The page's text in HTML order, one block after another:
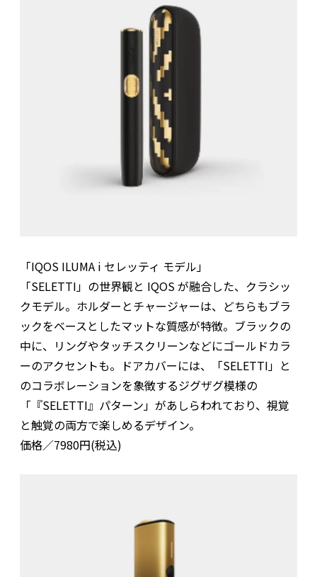
「IQOS ILUMA i セレッティ モデル」
「SELETTI」の世界観と IQOS が融合した、クラシッ
クモデル。ホルダーとチャージャーは、どちらもブラ
ックをベースとしたマットな質感が特徴。ブラックの
中に、リングやタッチスクリーンなどにゴールドカラ
ーのアクセントも。ドアカバーには、「SELETTI」と
のコラボレーションを象徴するジグザグ模様の
「『SELETTI』パターン」があしらわれており、視覚
と触覚の両方で楽しめるデザイン。
価格／7980円(税込)